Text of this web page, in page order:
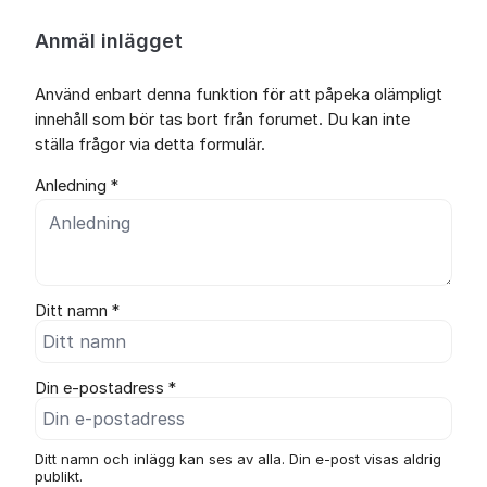
Anmäl inlägget
Använd enbart denna funktion för att påpeka olämpligt
innehåll som bör tas bort från forumet. Du kan inte
ställa frågor via detta formulär.
Anledning *
Ditt namn *
Din e-postadress *
Ditt namn och inlägg kan ses av alla. Din e-post visas aldrig
publikt.